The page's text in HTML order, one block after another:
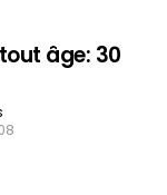
âge: 30